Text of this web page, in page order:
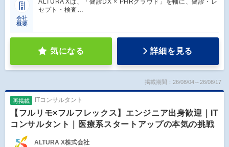
会社
概要
ALTURA Xは、「健診DX × PHRクラウド」を軸に、健診・レ
セプト・検査…
気になる 詳細を見る
掲載期間：26/08/04～26/08/17
再掲載 ITコンサルタント
【フルリモ×フルフレックス】エンジニア出身歓迎｜IT
コンサルタント｜医療系スタートアップの本気の挑戦
ALTURA X株式会社